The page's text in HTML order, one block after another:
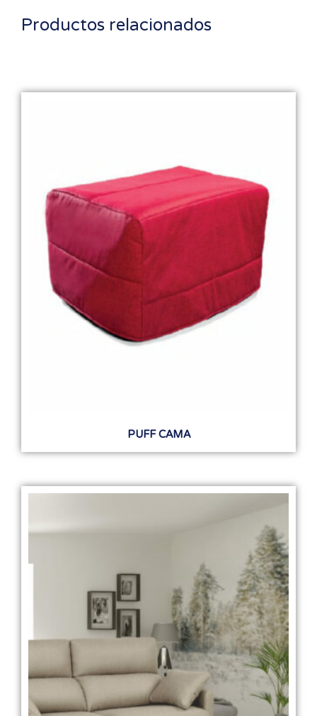
Productos relacionados
PUFF CAMA